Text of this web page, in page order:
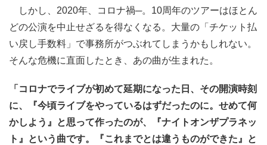
しかし、2020年、コロナ禍─。10周年のツアーはほとん
どの公演を中止せざるを得なくなる。大量の「チケット払
い戻し手数料」で事務所がつぶれてしまうかもしれない。
そんな危機に直面したとき、あの曲が生まれた。
「コロナでライブが初めて延期になった日、その開演時刻
に、『今頃ライブをやっているはずだったのに。せめて何
かしよう』と思って作ったのが、『ナイトオンザプラネッ
ト』という曲です。『これまでとは違うものができた』と